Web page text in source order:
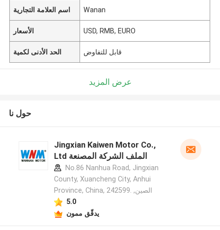
اسم العلامة التجارية Wanan
الأسعار USD, RMB, EURO
الحد الأدنى لكمية قابل للتفاوض
عرض المزيد
حول نا
Jingxian Kaiwen Motor Co.,
Ltd الملف الشركة المصنعة
No.86 Nanhua Road, Jingxian
County, Xuancheng City, Anhui
Province, China, 242599. ,الصين
5.0
يدقّق ممون